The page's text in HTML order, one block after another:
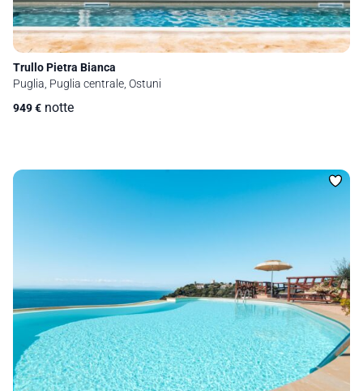
Trullo Pietra Bianca
Puglia, Puglia centrale, Ostuni
949€ notte